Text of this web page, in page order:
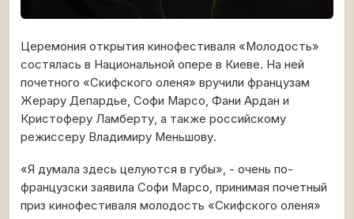
Церемония открытия кинофестиваля «Молодость»
состялась в Национальной опере в Киеве. На ней
почетного «Скифского оленя» вручили французам
Жерару Депардье, Софи Марсо, Фани Ардан и
Кристоферу Ламберту, а также российскому
режиссеру Владимиру Меньшову.
«Я думала здесь целуются в губы», - очень по-
французски заявила Софи Марсо, принимая почетный
приз кинофестиваля молодость «Скифского оленя»